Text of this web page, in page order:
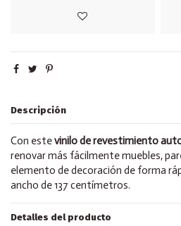
Descripción
Con estevinilo de revestimiento
renovar más fácilmente muebles,
elemento de decoración de forma
ancho de 137 centímetros.
Detalles del producto